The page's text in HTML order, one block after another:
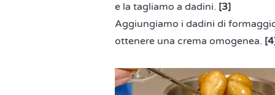
e la tagliamo a dadini. [3]
Aggiungiamo i dadini di
ottenere una crema omogenea.